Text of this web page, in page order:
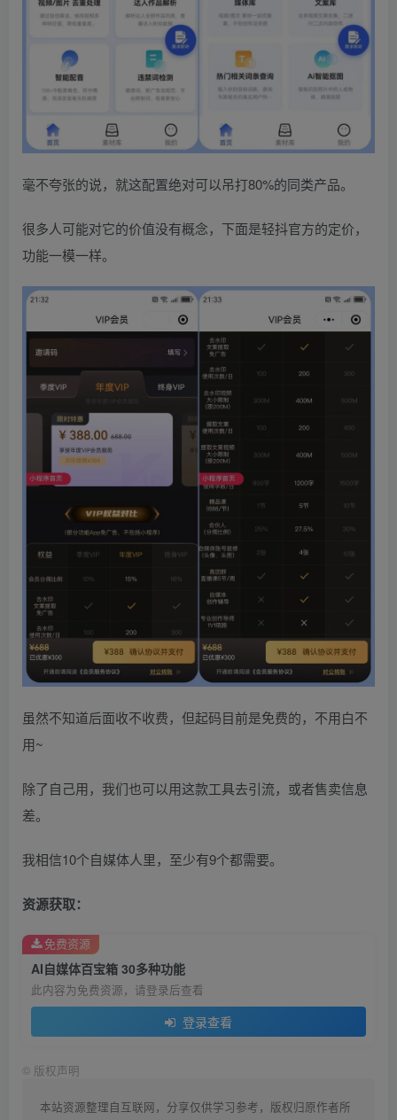
毫不夸张的说，就这配置绝对可以吊打80%的同类产品。
很多人可能对它的价值没有概念，下面是轻抖官方的定价，
功能一模一样。
虽然不知道后面收不收费，但起码目前是免费的，不用白不
用~
除了自己用，我们也可以用这款工具去引流，或者售卖信息
差。
我相信10个自媒体人里，至少有9个都需要。
资源获取：
AI自媒体百宝箱 30多种功能
此内容为免费资源，请登录后查看
登录查看
免费资源
© 版权声明
本站资源整理自互联网，分享仅供学习参考，版权归原作者所